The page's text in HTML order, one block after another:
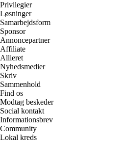
Privilegier
Løsninger
Samarbejdsform
Sponsor
Annoncepartner
Affiliate
Allieret
Nyhedsmedier
Skriv
Sammenhold
Find os
Modtag beskeder
Social kontakt
Informationsbrev
Community
Lokal kreds